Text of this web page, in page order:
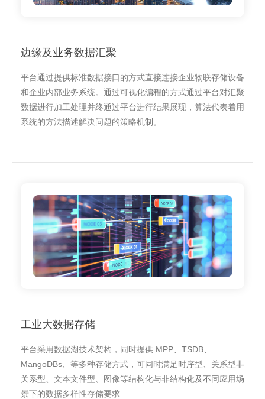
边缘及业务数据汇聚
平台通过提供标准数据接口的方式直接连接企业物联存储设备
和企业内部业务系统。通过可视化编程的方式通过平台对汇聚
数据进行加工处理并终通过平台进行结果展现，算法代表着用
系统的方法描述解决问题的策略机制。
工业大数据存储
平台采用数据湖技术架构，同时提供 MPP、TSDB、
MangoDBs、等多种存储方式，可同时满足时序型、关系型非
关系型、文本文件型、图像等结构化与非结构化及不同应用场
景下的数据多样性存储要求